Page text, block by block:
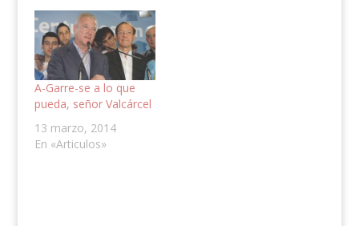
A-Garre-se a lo que
pueda, señor Valcárcel
13 marzo, 2014
En «Articulos»